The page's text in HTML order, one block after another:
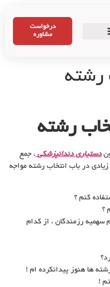
درخواست
مشاوره
رشته
رشته
دستیارى دندانپزشکى ، جمع
در باب انتخاب رشته مواجه
کنم ؟
؟
رزمندگان ، از کدام
ها هنوز پیدانکرده ام !
!